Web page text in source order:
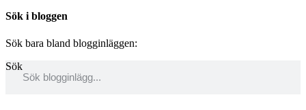
Sök i bloggen
Sök bara bland blogginläggen:
Sök